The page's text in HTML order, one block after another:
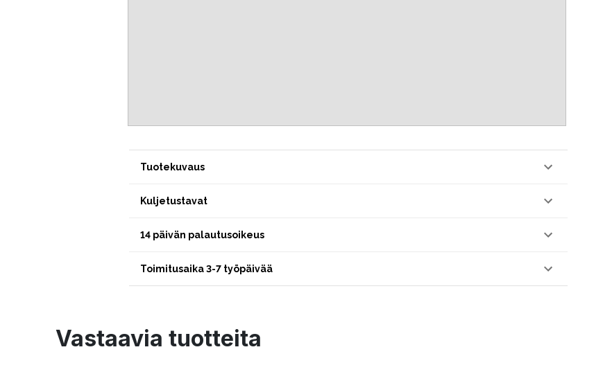
Tuotekuvaus
Kuljetustavat
14 päivän palautusoikeus
Toimitusaika 3-7 työpäivää
Vastaavia tuotteita